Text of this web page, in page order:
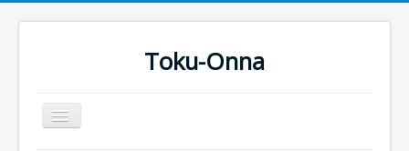
Toku-Onna
Basculer
la